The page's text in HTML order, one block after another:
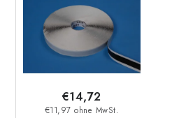
€11,97 ohne MwSt.
€14,72